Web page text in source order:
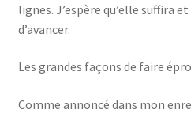
lignes. J’espère qu’elle suffira
d’avancer.
Les grandes façons de faire
Comme annoncé dans mon